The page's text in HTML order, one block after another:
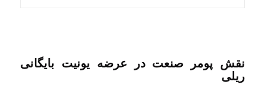
نقش پومر صنعت در عرضه یونیت بایگانی
ریلی